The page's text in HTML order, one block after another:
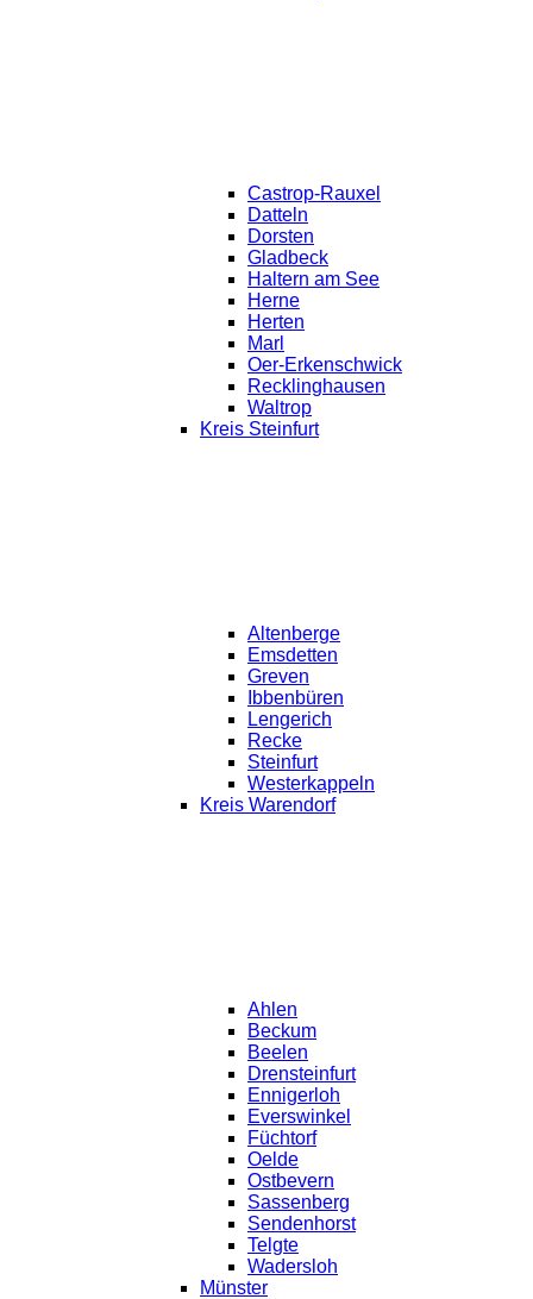
Castrop-Rauxel
Datteln
Dorsten
Gladbeck
Haltern am See
Herne
Herten
Marl
Oer-Erkenschwick
Recklinghausen
Waltrop
Kreis Steinfurt
Altenberge
Emsdetten
Greven
Ibbenbüren
Lengerich
Recke
Steinfurt
Westerkappeln
Kreis Warendorf
Ahlen
Beckum
Beelen
Drensteinfurt
Ennigerloh
Everswinkel
Füchtorf
Oelde
Ostbevern
Sassenberg
Sendenhorst
Telgte
Wadersloh
Münster